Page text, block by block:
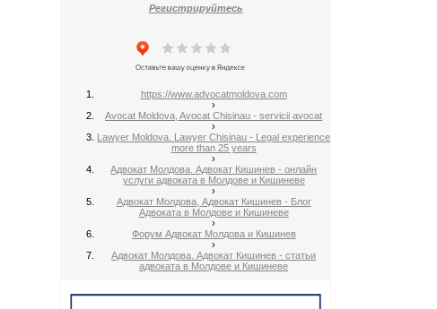
Регистрируйтесь
https://www.advocatmoldova.com
›
Avocat Moldova, Avocat Chisinau - servicii avocat
›
Lawyer Moldova. Lawyer Chisinau - Legal experience
more than 25 years
›
Адвокат Молдова. Адвокат Кишинев - онлайн
услуги адвоката в Молдове и Кишиневе
›
Адвокат Молдова, Адвокат Кишинев - Блог
Адвоката в Молдове и Кишиневе
›
Форум Адвокат Молдова и Кишинев
›
Адвокат Молдова. Адвокат Кишинев - статьи
адвоката в Молдове и Кишиневе